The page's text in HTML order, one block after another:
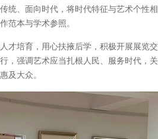
统、面向时代，将时代特征与艺术个性相
范本与学术参照。
才培育，用心扶掖后学，积极开展展览交
，强调艺术应当扎根人民、服务时代，关
及大众。